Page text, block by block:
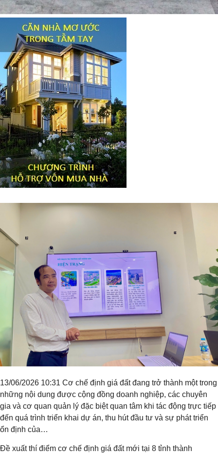
13/06/2026 10:31 Cơ chế định giá đất đang trở thành một trong
những nội dung được cộng đồng doanh nghiệp, các chuyên
gia và cơ quan quản lý đặc biệt quan tâm khi tác động trực tiếp
đến quá trình triển khai dự án, thu hút đầu tư và sự phát triển
ổn định của…
Đề xuất thí điểm cơ chế định giá đất mới tại 8 tỉnh thành